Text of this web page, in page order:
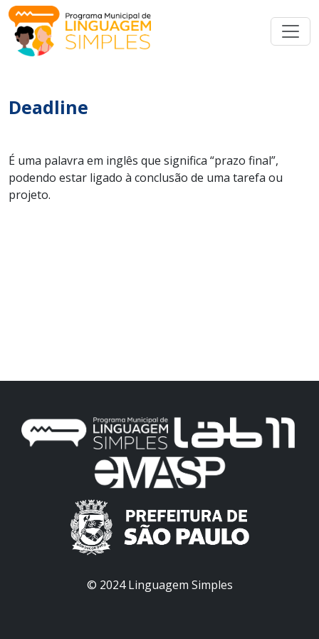
Deadline
É uma palavra em inglês que significa “prazo final”,
podendo estar ligado à conclusão de uma tarefa ou
projeto.
© 2024 Linguagem Simples